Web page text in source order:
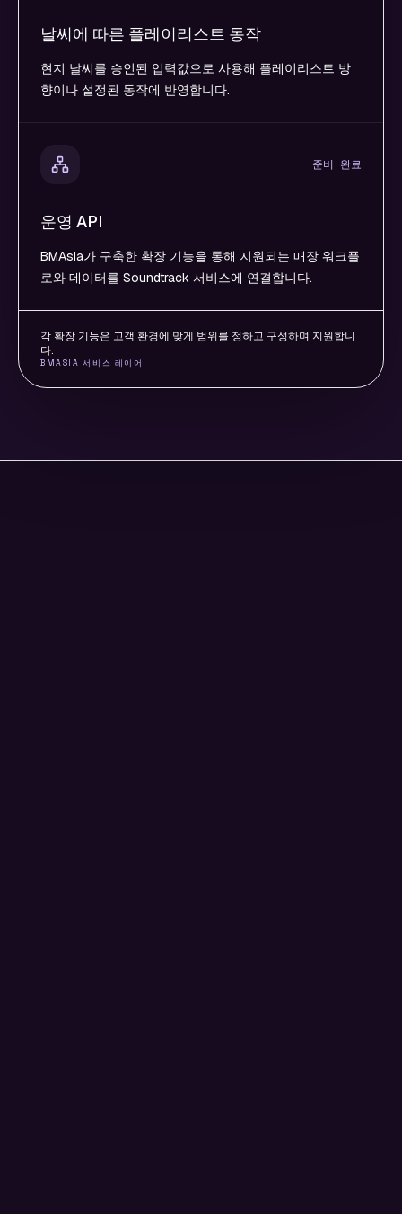
날씨에 따른 플레이리스트 동작
현지 날씨를 승인된 입력값으로 사용해 플레이리스트 방
향이나 설정된 동작에 반영합니다.
준비 완료
운영 API
BMAsia가 구축한 확장 기능을 통해 지원되는 매장 워크플
로와 데이터를 Soundtrack 서비스에 연결합니다.
각 확장 기능은 고객 환경에 맞게 범위를 정하고 구성하며 지원합니
다.
BMASIA 서비스 레이어